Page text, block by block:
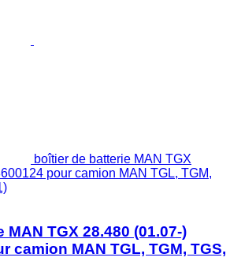
boîtier de batterie MAN TGX
pour camion MAN TGL, TGM,
TGX 28.480 (01.07-)
camion MAN TGL, TGM, TGS,